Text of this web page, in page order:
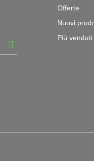
Offerte
Nuovi
Più venduti